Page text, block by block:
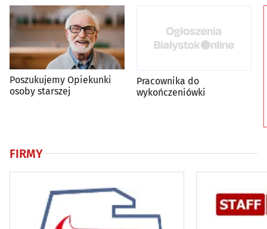
Poszukujemy Opiekunki
osoby starszej
Pracownika do
wykończeniówki
FIRMY